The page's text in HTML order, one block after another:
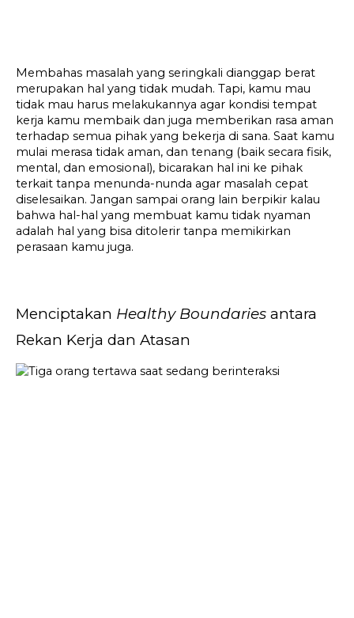
Membahas masalah yang seringkali dianggap berat
merupakan hal yang tidak mudah. Tapi, kamu mau
tidak mau harus melakukannya agar kondisi tempat
kerja kamu membaik dan juga memberikan rasa aman
terhadap semua pihak yang bekerja di sana. Saat kamu
mulai merasa tidak aman, dan tenang (baik secara fisik,
mental, dan emosional), bicarakan hal ini ke pihak
terkait tanpa menunda-nunda agar masalah cepat
diselesaikan. Jangan sampai orang lain berpikir kalau
bahwa hal-hal yang membuat kamu tidak nyaman
adalah hal yang bisa ditolerir tanpa memikirkan
perasaan kamu juga.
Menciptakan Healthy Boundaries antara
Rekan Kerja dan Atasan